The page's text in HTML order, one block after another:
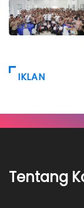
IKLAN
Tentang